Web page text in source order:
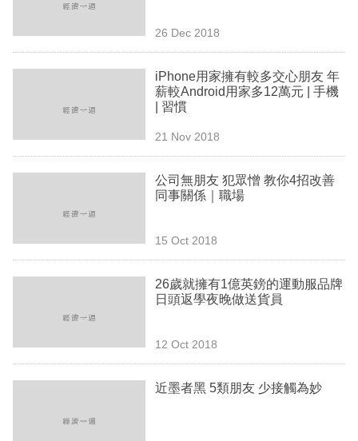
欄
區
26 Dec 2018
iPhone用家擁有較多交心朋友 年
薪較Android用家多12萬元 | 手機
| 習慣
21 Nov 2018
公司無朋友 犯眾憎 教你4招改善
同事關係｜職場
15 Oct 2018
26歲就擁有1億英鎊的運動服品牌
日頭返學夜晚做送貨員
12 Oct 2018
近墨者黑 5類朋友 少接觸為妙